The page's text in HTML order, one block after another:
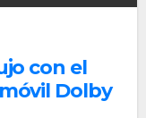
con el
Dolby